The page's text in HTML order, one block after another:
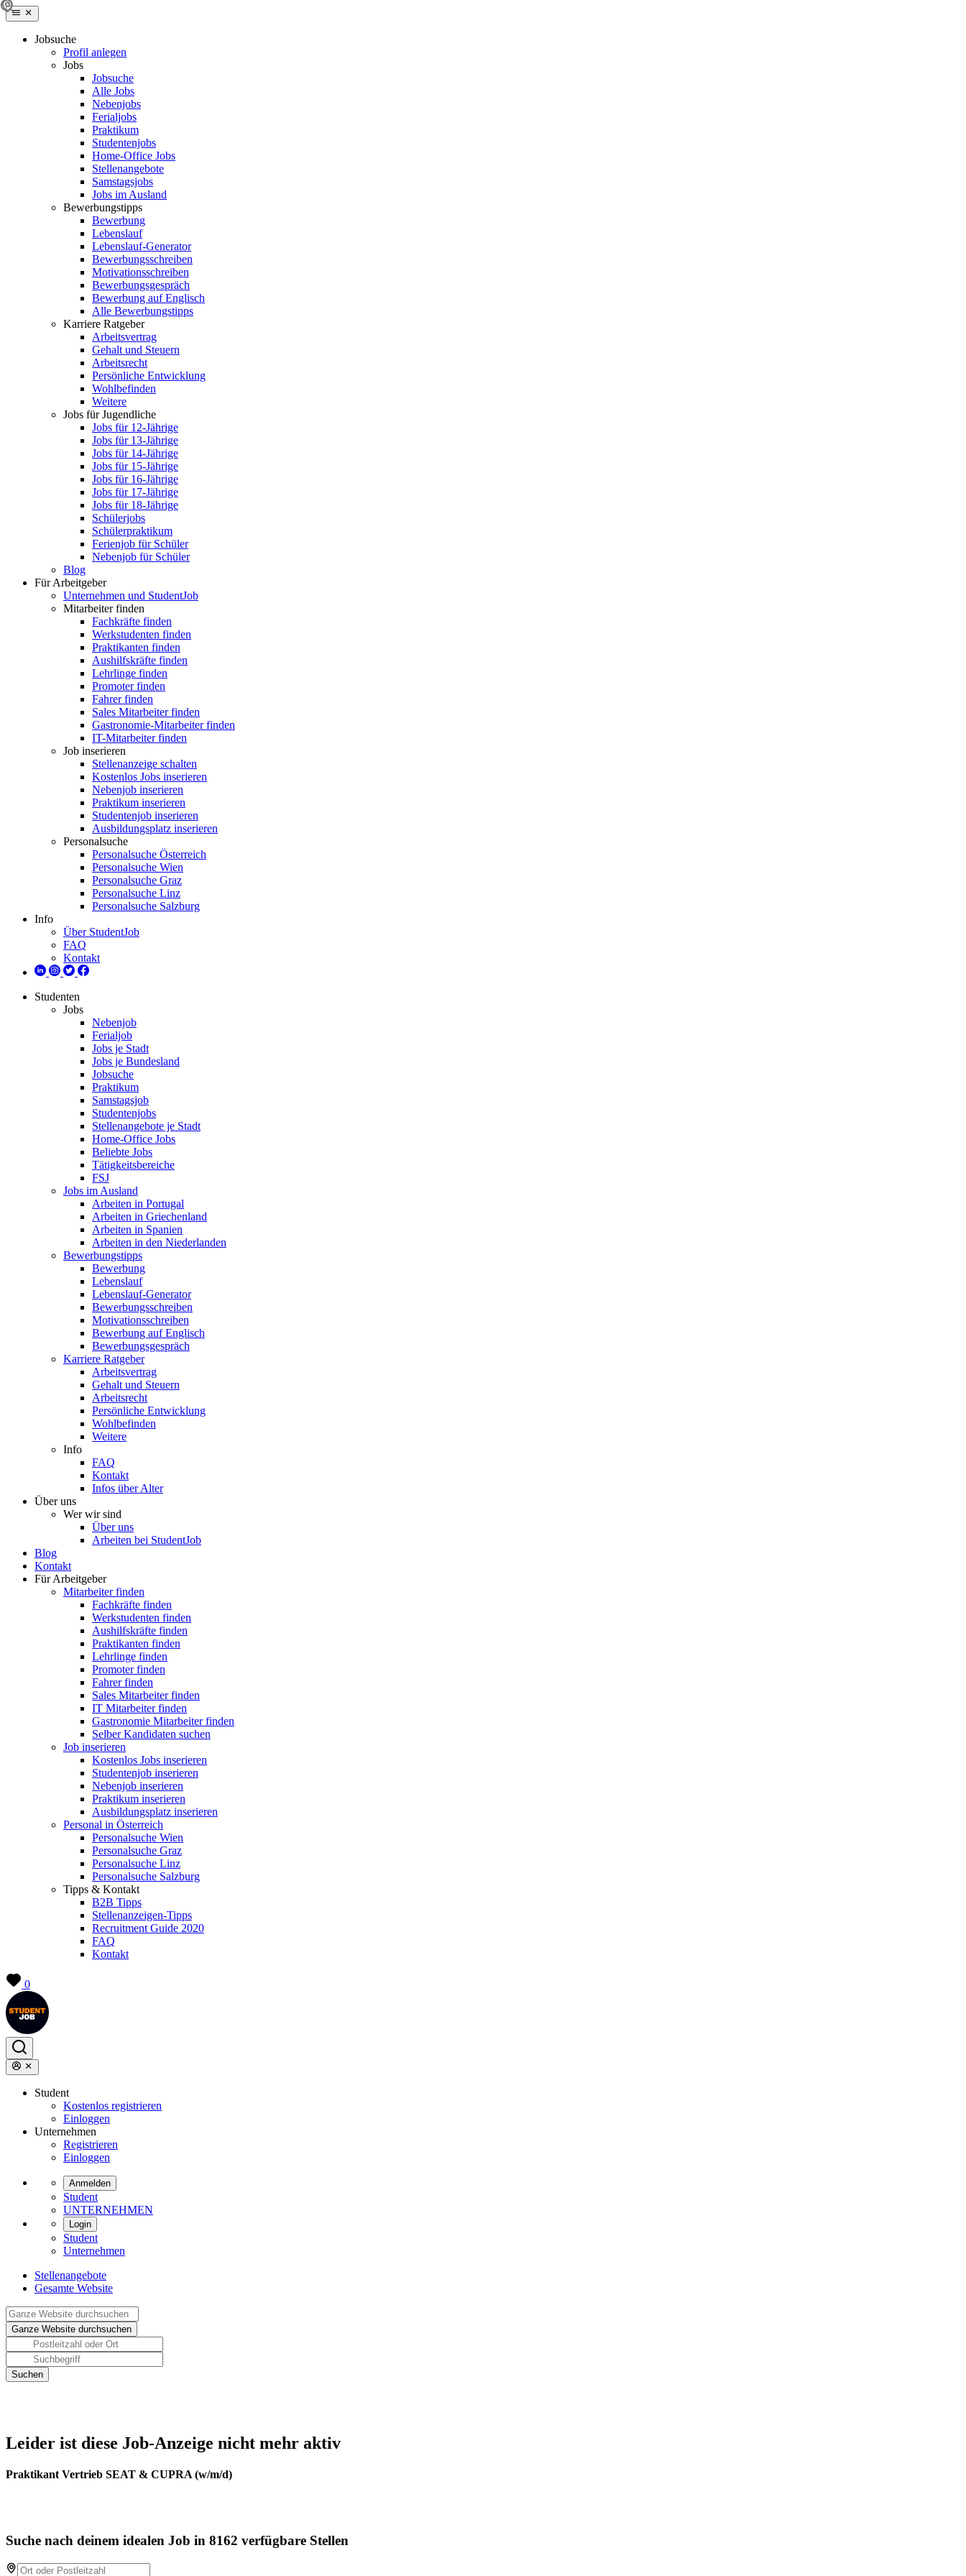
Jobsuche
Profil anlegen
Jobs
Jobsuche
Alle Jobs
Nebenjobs
Ferialjobs
Praktikum
Studentenjobs
Home-Office Jobs
Stellenangebote
Samstagsjobs
Jobs im Ausland
Bewerbungstipps
Bewerbung
Lebenslauf
Lebenslauf-Generator
Bewerbungsschreiben
Motivationsschreiben
Bewerbungsgespräch
Bewerbung auf Englisch
Alle Bewerbungstipps
Karriere Ratgeber
Arbeitsvertrag
Gehalt und Steuern
Arbeitsrecht
Persönliche Entwicklung
Wohlbefinden
Weitere
Jobs für Jugendliche
Jobs für 12-Jährige
Jobs für 13-Jährige
Jobs für 14-Jährige
Jobs für 15-Jährige
Jobs für 16-Jährige
Jobs für 17-Jährige
Jobs für 18-Jährige
Schülerjobs
Schülerpraktikum
Ferienjob für Schüler
Nebenjob für Schüler
Blog
Für Arbeitgeber
Unternehmen und StudentJob
Mitarbeiter finden
Fachkräfte finden
Werkstudenten finden
Praktikanten finden
Aushilfskräfte finden
Lehrlinge finden
Promoter finden
Fahrer finden
Sales Mitarbeiter finden
Gastronomie-Mitarbeiter finden
IT-Mitarbeiter finden
Job inserieren
Stellenanzeige schalten
Kostenlos Jobs inserieren
Nebenjob inserieren
Praktikum inserieren
Studentenjob inserieren
Ausbildungsplatz inserieren
Personalsuche
Personalsuche Österreich
Personalsuche Wien
Personalsuche Graz
Personalsuche Linz
Personalsuche Salzburg
Info
Über StudentJob
FAQ
Kontakt
Studenten
Jobs
Nebenjob
Ferialjob
Jobs je Stadt
Jobs je Bundesland
Jobsuche
Praktikum
Samstagsjob
Studentenjobs
Stellenangebote je Stadt
Home-Office Jobs
Beliebte Jobs
Tätigkeitsbereiche
FSJ
Jobs im Ausland
Arbeiten in Portugal
Arbeiten in Griechenland
Arbeiten in Spanien
Arbeiten in den Niederlanden
Bewerbungstipps
Bewerbung
Lebenslauf
Lebenslauf-Generator
Bewerbungsschreiben
Motivationsschreiben
Bewerbung auf Englisch
Bewerbungsgespräch
Karriere Ratgeber
Arbeitsvertrag
Gehalt und Steuern
Arbeitsrecht
Persönliche Entwicklung
Wohlbefinden
Weitere
Info
FAQ
Kontakt
Infos über Alter
Über uns
Wer wir sind
Über uns
Arbeiten bei StudentJob
Blog
Kontakt
Für Arbeitgeber
Mitarbeiter finden
Fachkräfte finden
Werkstudenten finden
Aushilfskräfte finden
Praktikanten finden
Lehrlinge finden
Promoter finden
Fahrer finden
Sales Mitarbeiter finden
IT Mitarbeiter finden
Gastronomie Mitarbeiter finden
Selber Kandidaten suchen
Job inserieren
Kostenlos Jobs inserieren
Studentenjob inserieren
Nebenjob inserieren
Praktikum inserieren
Ausbildungsplatz inserieren
Personal in Österreich
Personalsuche Wien
Personalsuche Graz
Personalsuche Linz
Personalsuche Salzburg
Tipps & Kontakt
B2B Tipps
Stellenanzeigen-Tipps
Recruitment Guide 2020
FAQ
Kontakt
0
Student
Kostenlos registrieren
Einloggen
Unternehmen
Registrieren
Einloggen
Anmelden
Student
UNTERNEHMEN
Login
Student
Unternehmen
Stellenangebote
Gesamte Website
Leider ist diese Job-Anzeige nicht mehr aktiv
Praktikant Vertrieb SEAT & CUPRA (w/m/d)
Suche nach deinem idealen Job in 8162 verfügbare Stellen